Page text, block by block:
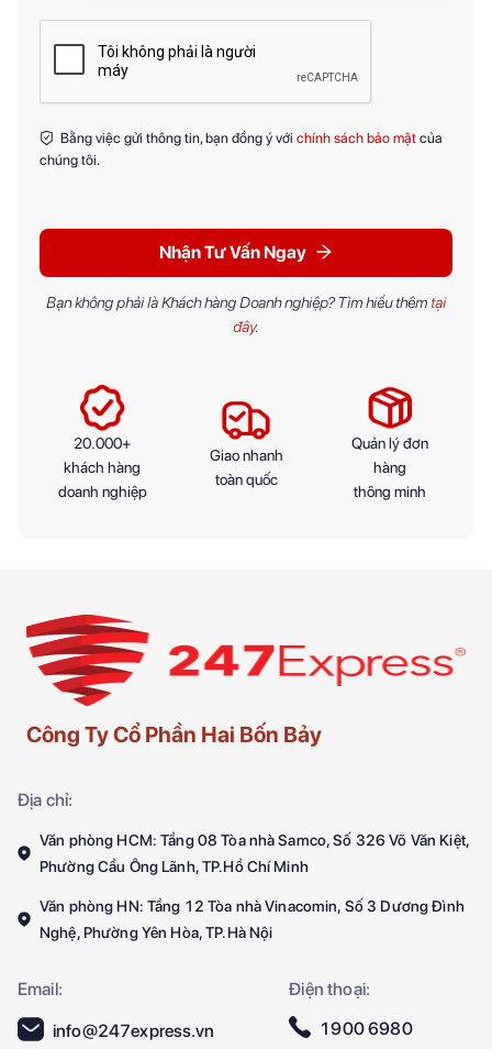
Bằng việc gửi thông tin, bạn đồng ý với chính sách bảo mật của
chúng tôi.
Nhận Tư Vấn Ngay
Bạn không phải là Khách hàng Doanh nghiệp? Tìm hiểu thêm tại
đây.
20.000+
khách hàng
doanh nghiệp
Giao nhanh
toàn quốc
Quản lý đơn
hàng
thông minh
Công Ty Cổ Phần Hai Bốn Bảy
Địa chỉ:
Văn phòng HCM: Tầng 08 Tòa nhà Samco, Số 326 Võ Văn Kiệt,
Phường Cầu Ông Lãnh, TP.Hồ Chí Minh
Văn phòng HN: Tầng 12 Tòa nhà Vinacomin, Số 3 Dương Đình
Nghệ, Phường Yên Hòa, TP.Hà Nội
Email:
Điện thoại:
info@247express.vn
1900 6980